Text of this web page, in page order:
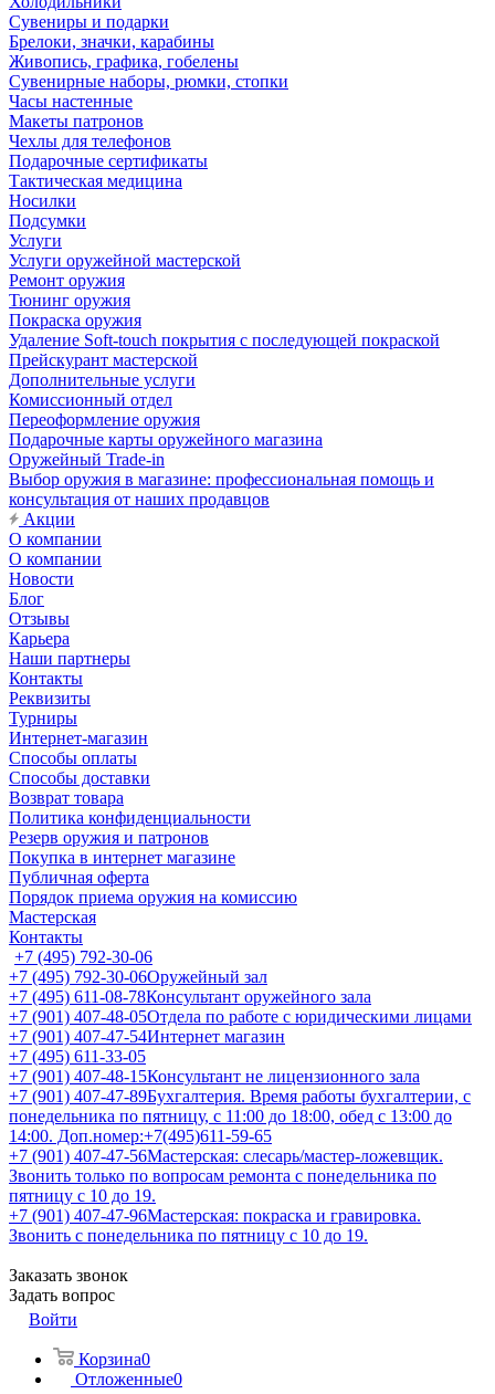
Сувениры и подарки
Брелоки, значки, карабины
Живопись, графика, гобелены
Сувенирные наборы, рюмки, стопки
Часы настенные
Макеты патронов
Чехлы для телефонов
Подарочные сертификаты
Тактическая медицина
Носилки
Подсумки
Услуги
Услуги оружейной мастерской
Ремонт оружия
Тюнинг оружия
Покраска оружия
Удаление Soft-touch покрытия с последующей покраской
Прейскурант мастерской
Дополнительные услуги
Комиссионный отдел
Переоформление оружия
Подарочные карты оружейного магазина
Оружейный Trade-in
Выбор оружия в магазине: профессиональная помощь и
консультация от наших продавцов
Акции
О компании
О компании
Новости
Блог
Отзывы
Карьера
Наши партнеры
Контакты
Реквизиты
Турниры
Интернет-магазин
Способы оплаты
Способы доставки
Возврат товара
Политика конфиденциальности
Резерв оружия и патронов
Покупка в интернет магазине
Публичная оферта
Порядок приема оружия на комиссию
Мастерская
Контакты
+7 (495) 792-30-06
+7 (495) 792-30-06Оружейный зал
+7 (495) 611-08-78Консультант оружейного зала
+7 (901) 407-48-05Отдела по работе с юридическими лицами
+7 (901) 407-47-54Интернет магазин
+7 (495) 611-33-05
+7 (901) 407-48-15Консультант не лицензионного зала
+7 (901) 407-47-89Бухгалтерия. Время работы бухгалтерии, с
понедельника по пятницу, с 11:00 до 18:00, обед с 13:00 до
14:00. Доп.номер:+7(495)611-59-65
+7 (901) 407-47-56Мастерская: слесарь/мастер-ложевщик.
Звонить только по вопросам ремонта с понедельника по
пятницу с 10 до 19.
+7 (901) 407-47-96Мастерская: покраска и гравировка.
Звонить с понедельника по пятницу с 10 до 19.
Заказать звонок
Задать вопрос
Войти
Корзина0
Отложенные0